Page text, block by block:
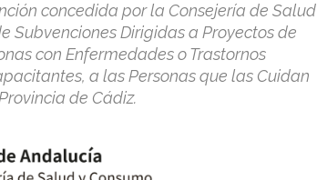
concedida por la Consejería de Salud
Subvenciones Dirigidas a Proyectos de
con Enfermedades o Trastornos
a las Personas que las Cuidan
de Cádiz.